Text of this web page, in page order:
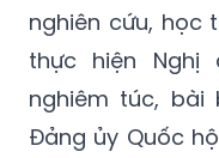
nghiên cứu, học
thực hiện
nghiêm túc, bài
Đảng ủy Quốc